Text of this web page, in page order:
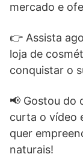
mercado e
👉 Assista
loja de
conquistar o
📢 Gostou do
curta o vídeo
quer
naturais!